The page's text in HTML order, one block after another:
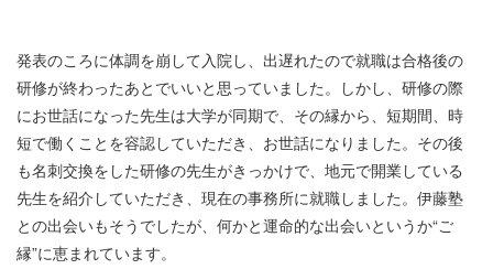
発表のころに体調を崩して入院し、出遅れたので就職は合格後の
研修が終わったあとでいいと思っていました。しかし、研修の際
にお世話になった先生は大学が同期で、その縁から、短期間、時
短で働くことを容認していただき、お世話になりました。その後
も名刺交換をした研修の先生がきっかけで、地元で開業している
先生を紹介していただき、現在の事務所に就職しました。伊藤塾
との出会いもそうでしたが、何かと運命的な出会いというか“ご
縁”に恵まれています。